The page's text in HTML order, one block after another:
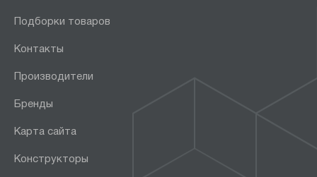
Подборки товаров
Контакты
Производители
Бренды
Карта сайта
Конструкторы